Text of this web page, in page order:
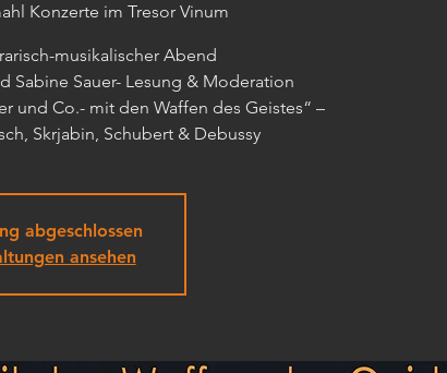
Konzerte im Tresor Vinum
musikalischer Abend
Sabine Sauer- Lesung & Moderation
und Co.- mit den Waffen des Geistes“ –
Skrjabin, Schubert & Debussy
abgeschlossen
ansehen